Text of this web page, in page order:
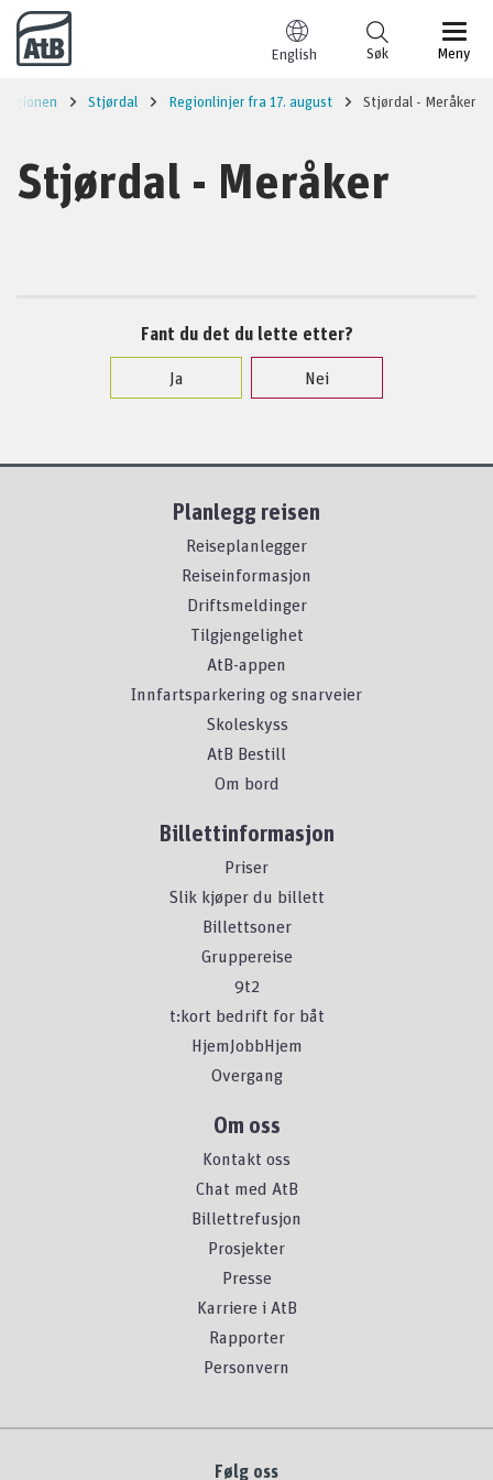
Til innhold
English Meny
Søk
Stjørdal Regionlinjer fra 17. august Stjørdal - Meråker
Stjørdal - Meråker
Fant du det du lette etter?
Ja
Nei
Planlegg reisen
Reiseplanlegger
Reiseinformasjon
Driftsmeldinger
Tilgjengelighet
AtB-appen
Innfartsparkering og snarveier
Skoleskyss
AtB Bestill
Om bord
Billettinformasjon
Priser
Slik kjøper du billett
Billettsoner
Gruppereise
9t2
t:kort bedrift for båt
HjemJobbHjem
Overgang
Om oss
Kontakt oss
Chat med AtB
Billettrefusjon
Prosjekter
Presse
Karriere i AtB
Rapporter
Personvern
Følg oss